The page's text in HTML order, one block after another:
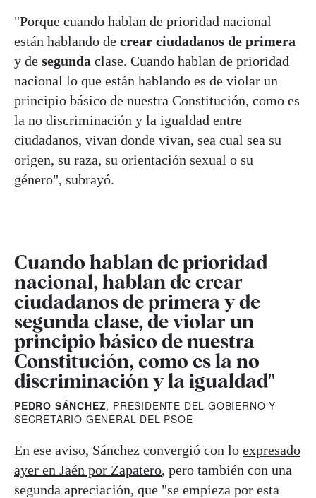
"Porque cuando hablan de prioridad nacional
están hablando de crear ciudadanos de primera
y de segunda clase. Cuando hablan de prioridad
nacional lo que están hablando es de violar un
principio básico de nuestra Constitución, como es
la no discriminación y la igualdad entre
ciudadanos, vivan donde vivan, sea cual sea su
origen, su raza, su orientación sexual o su
género", subrayó.
Cuando hablan de prioridad
nacional, hablan de crear
ciudadanos de primera y de
segunda clase, de violar un
principio básico de nuestra
Constitución, como es la no
discriminación y la igualdad"
PEDRO SÁNCHEZ, PRESIDENTE DEL GOBIERNO Y
SECRETARIO GENERAL DEL PSOE
En ese aviso, Sánchez convergió con lo expresado
ayer en Jaén por Zapatero, pero también con una
segunda apreciación, que "se empieza por esta